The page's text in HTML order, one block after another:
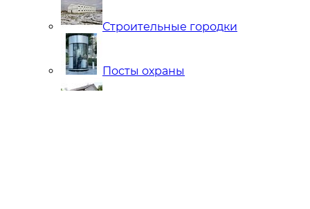
Строительные городки
Посты охраны